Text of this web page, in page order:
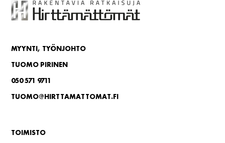
MYYNTI, TYÖNJOHTO
TUOMO PIRINEN
050 571 9711
TUOMO@HIRTTAMATTOMAT.FI
TOIMISTO